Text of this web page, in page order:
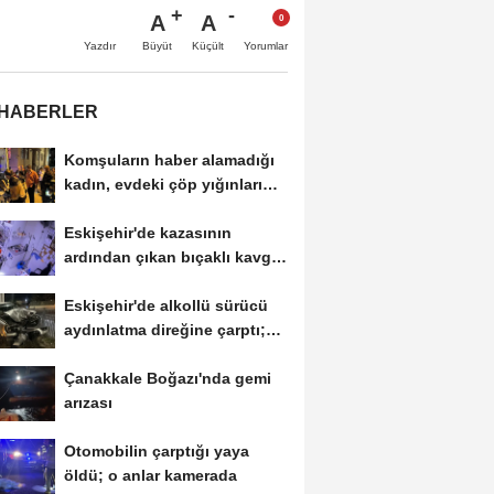
Yazdır
A
Büyüt
A
Küçült Yorumlar
Komşuların haber alamadığı
kadın, evdeki çöp yığınları
Eskişehir'de kazasının
ardından çıkan bıçaklı kavga
Eskişehir'de alkollü sürücü
aydınlatma direğine çarptı;
Çanakkale Boğazı'nda gemi
arızası
Otomobilin çarptığı yaya
öldü; o anlar kamerada